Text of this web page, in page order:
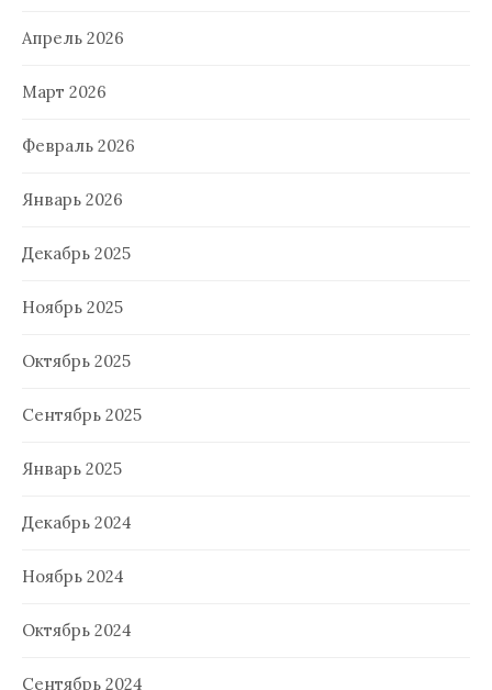
Апрель 2026
Март 2026
Февраль 2026
Январь 2026
Декабрь 2025
Ноябрь 2025
Октябрь 2025
Сентябрь 2025
Январь 2025
Декабрь 2024
Ноябрь 2024
Октябрь 2024
Сентябрь 2024